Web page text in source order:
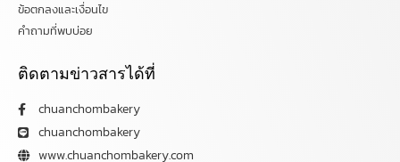
ข้อตกลงและเงื่อนไข
คำถามที่พบบ่อย
ติดตามข่าวสารได้ที่
chuanchombakery
chuanchombakery
www.chuanchombakery.com